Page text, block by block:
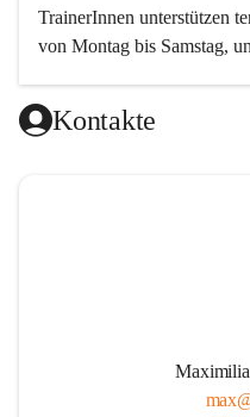
TrainerInnen unterstützen
von Montag bis Samstag,
Da das taktische Element
Kontakte